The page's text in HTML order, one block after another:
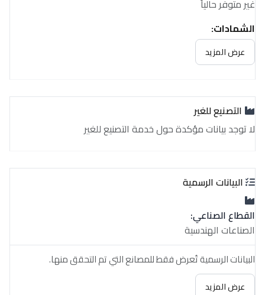
غير متوفر حالياً
الشهادات:
غير متوفر حالياً
عرض المزيد
التصنيع للغير
لا توجد بيانات مؤكدة حول خدمة التصنيع للغير
البيانات الرسمية
القطاع الصناعي:
الصناعات الهندسية
البيانات الرسمية تُعرض فقط للمصانع التي تم التحقق منها.
عرض المزيد